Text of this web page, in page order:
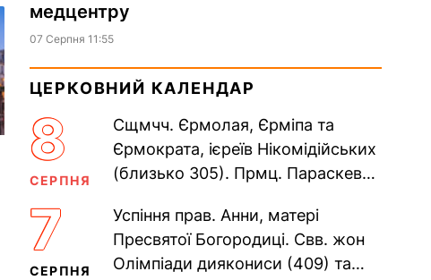
медцентру
07 Серпня 11:55
ЦЕРКОВНИЙ КАЛЕНДАР
8
СЕРПНЯ
Сщмчч. Єрмолая, Єрміпа та
Єрмократа, ієреїв Нікомідійських
(близько 305). Прмц. Параскеви
Печерського, в Ближніх...
7
СЕРПНЯ
Успіння прав. Анни, матері
Пресвятої Богородиці. Свв. жон
Олімпіади диякониси (409) та